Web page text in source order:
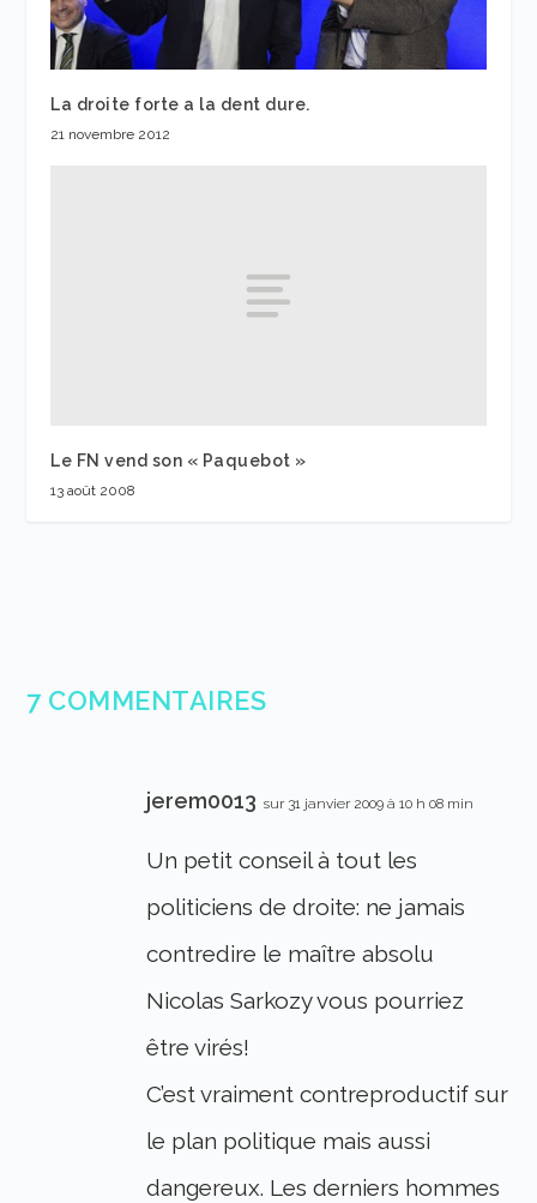
La droite forte a la dent dure.
21 novembre 2012
Le FN vend son « Paquebot »
13 août 2008
7 COMMENTAIRES
jerem0013 sur 31 janvier 2009 à 10 h 08 min
Un petit conseil à tout les
politiciens de droite: ne jamais
contredire le maître absolu
Nicolas Sarkozy vous pourriez
être virés!
C’est vraiment contreproductif sur
le plan politique mais aussi
dangereux. Les derniers hommes